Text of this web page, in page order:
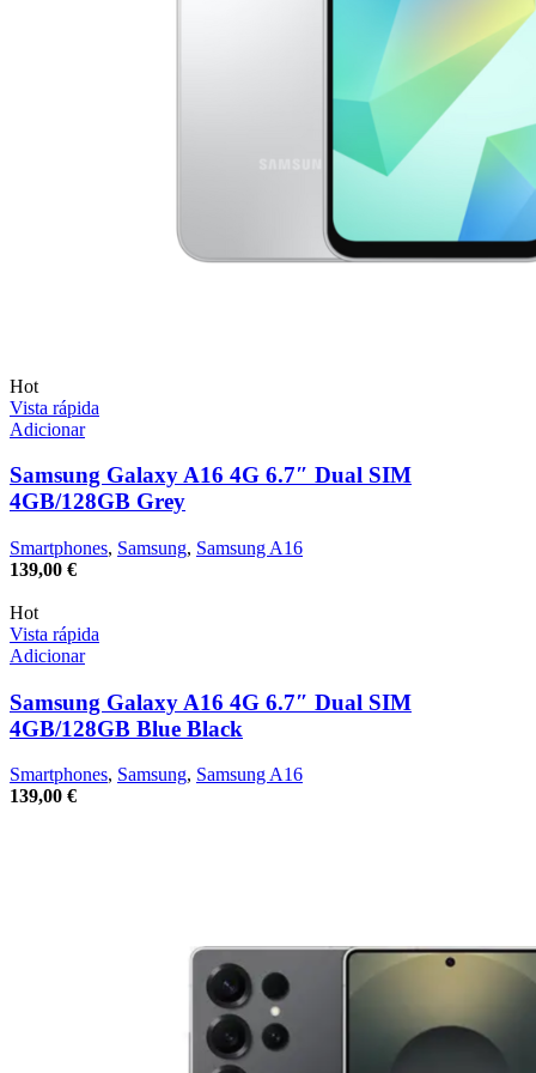
Hot
Vista rápida
Adicionar
Samsung Galaxy A16 4G 6.7″ Dual SIM
4GB/128GB Grey
Smartphones, Samsung, Samsung A16
139,00 €
Hot
Vista rápida
Adicionar
Samsung Galaxy A16 4G 6.7″ Dual SIM
4GB/128GB Blue Black
Smartphones, Samsung, Samsung A16
139,00 €